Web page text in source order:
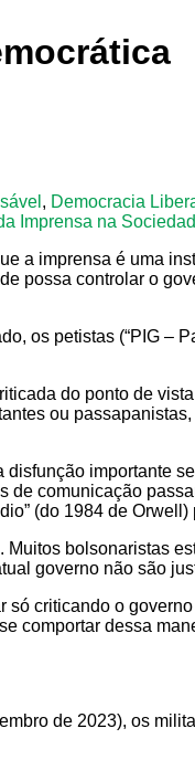
, Democracia
Imprensa na
a imprensa é uma
possa controlar o
os petistas (“PIG –
do ponto de
ou
importante
comunicação
(do 1984 de
bolsonaristas
governo não são
criticando o
comportar dessa
de 2023), os